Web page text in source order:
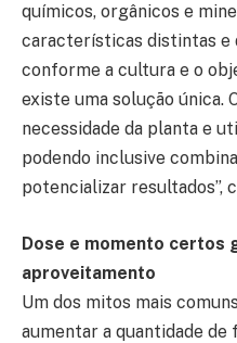
químicos, orgânicos e
características distintas e
conforme a cultura e o
existe uma solução única.
necessidade da planta e
podendo inclusive
potencializar resultados”,
Dose e momento certos
aproveitamento
Um dos mitos mais
aumentar a quantidade